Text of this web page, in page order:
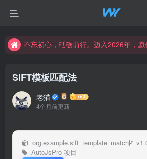
不忘初心，砥砺前行。迈入2026年，愿你怀抱希望，乘风破浪，书写属于自己的精彩篇章。新的
不忘初心，砥砺前行。迈入2026年，愿你怀抱希望，乘风破浪，书写属于自己的精彩篇章。新的一
SIFT模板匹配法
老猫
4个月前更新
org.example.sift_template_match
AutoJsPro 项目